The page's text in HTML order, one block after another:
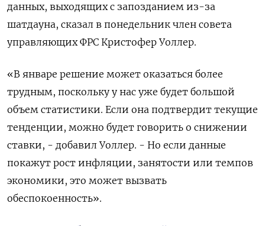
данных, выходящих с запозданием из-за
шатдауна, сказал в понедельник член совета
управляющих ФРС Кристофер Уоллер.
«В январе решение может оказаться более
трудным, поскольку у нас уже будет большой
объем статистики. Если она подтвердит текущие
тенденции, можно будет говорить о снижении
ставки, - добавил Уоллер. - Но если данные
покажут рост инфляции, занятости или темпов
экономики, это может вызвать
обеспокоенность».